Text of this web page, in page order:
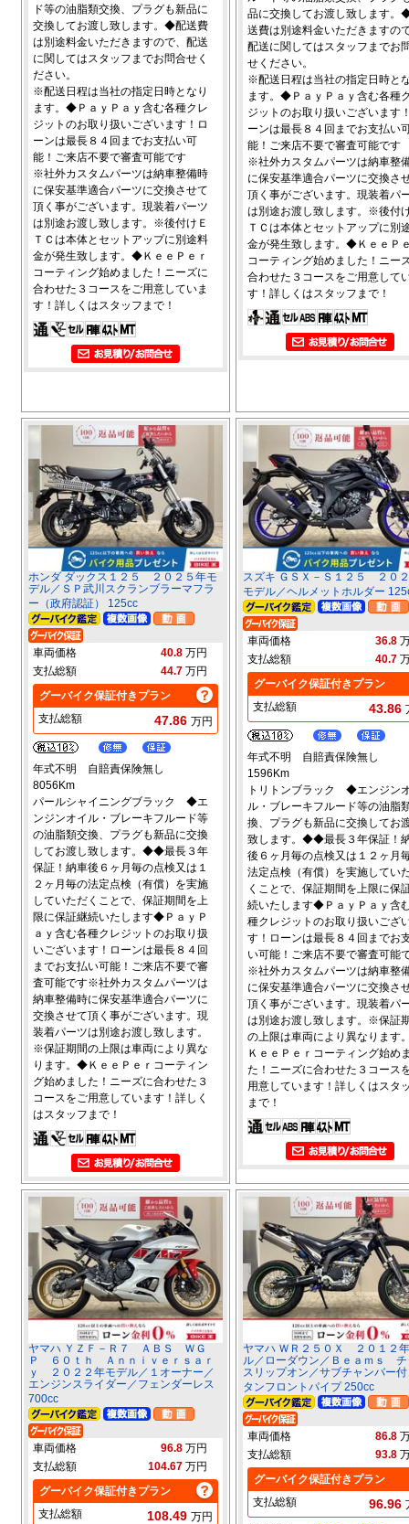
ド等の油脂類交換、プラグも新品に
交換してお渡し致します。◆配送費
は別途料金いただきますので、配送
に関してはスタッフまでお問合せく
ださい。
※配送日程は当社の指定日時となり
ます。◆ＰａｙＰａｙ含む各種クレ
ジットのお取り扱いございます！ロ
ーンは最長８４回までお支払い可
能！ご来店不要で審査可能です
※社外カスタムパーツは納車整備時
に保安基準適合パーツに交換させて
頂く事がございます。現装着パーツ
は別途お渡し致します。※後付けＥ
ＴＣは本体とセットアップに別途料
金が発生致します。◆ＫｅｅＰｅｒ
コーティング始めました！ニーズに
合わせた３コースをご用意していま
す！詳しくはスタッフまで！
品に交換してお渡し致します。
送費は別途料金いただきますの
配送に関してはスタッフまでお
せください。
※配送日程は当社の指定日時と
ます。◆ＰａｙＰａｙ含む各種
ジットのお取り扱いございます
ーンは最長８４回までお支払い
能！ご来店不要で審査可能です
※社外カスタムパーツは納車整
に保安基準適合パーツに交換さ
頂く事がございます。現装着パ
は別途お渡し致します。※後付
ＴＣは本体とセットアップに別
金が発生致します。◆ＫｅｅＰ
コーティング始めました！ニー
合わせた３コースをご用意して
す！詳しくはスタッフまで！
ホンダ ダックス１２５ ２０２５年モ
デル／ＳＰ武川スクランブラーマフラ
ー（政府認証） 125cc
車両価格 40.8 万円
支払総額
44.7 万円
グーバイク保証付きプラン
支払総額
47.86 万円
年式不明 自賠責保険無し
8056Km
パールシャイニングブラック ◆エ
ンジンオイル・ブレーキフルード等
の油脂類交換、プラグも新品に交換
してお渡し致します。◆◆最長３年
保証！納車後６ヶ月毎の点検又は１
２ヶ月毎の法定点検（有償）を実施
していただくことで、保証期間を上
限に保証継続いたします◆ＰａｙＰ
ａｙ含む各種クレジットのお取り扱
いございます！ローンは最長８４回
までお支払い可能！ご来店不要で審
査可能です※社外カスタムパーツは
納車整備時に保安基準適合パーツに
交換させて頂く事がございます。現
装着パーツは別途お渡し致します。
※保証期間の上限は車両により異な
ります。◆ＫｅｅＰｅｒコーティン
グ始めました！ニーズに合わせた３
コースをご用意しています！詳しく
はスタッフまで！
スズキ ＧＳＸ－Ｓ１２５ ２０
モデル／ヘルメットホルダー
車両価格 36.8
支払総額
40.7
グーバイク保証付きプラン
支払総額
43.86
年式不明 自賠責保険無し
1596Km
トリトンブラック ◆エンジン
ル・ブレーキフルード等の油脂
換、プラグも新品に交換してお
致します。◆◆最長３年保証！
後６ヶ月毎の点検又は１２ヶ月
法定点検（有償）を実施してい
くことで、保証期間を上限に保
続いたします◆ＰａｙＰａｙ含
種クレジットのお取り扱いござ
す！ローンは最長８４回までお
い可能！ご来店不要で審査可能
※社外カスタムパーツは納車整
に保安基準適合パーツに交換さ
頂く事がございます。現装着パ
は別途お渡し致します。※保証
の上限は車両により異なります
ＫｅｅＰｅｒコーティング始め
た！ニーズに合わせた３コース
用意しています！詳しくはスタ
まで！
ヤマハ ＹＺＦ－Ｒ７ ＡＢＳ ＷＧ
Ｐ ６０ｔｈ Ａｎｎｉｖｅｒｓａｒ
ｙ ２０２２年モデル／１オーナー／
エンジンスライダー／フェンダーレス
700cc
車両価格 96.8 万円
支払総額
104.67 万円
グーバイク保証付きプラン
支払総額
108.49 万円
ヤマハ ＷＲ２５０Ｘ ２０１２
ル／ローダウン／Ｂｅａｍｓ チ
スリップオン／サブチャンバー
タンフロントパイプ 250cc
車両価格 86.8
支払総額
93.8
グーバイク保証付きプラン
支払総額
96.96